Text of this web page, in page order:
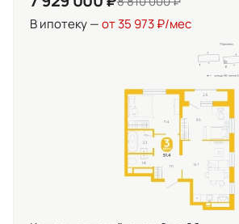
В ипотеку —от 35 973 ₽/мес